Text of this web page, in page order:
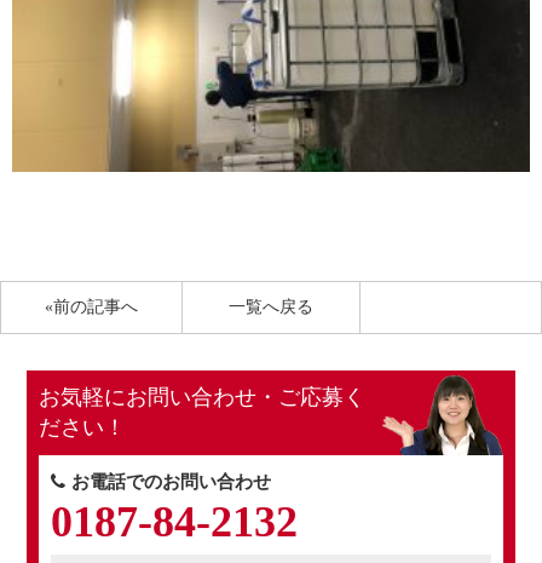
«前の記事へ 一覧へ戻る
お気軽にお問い合わせ・ご応募く
ださい！
お電話でのお問い合わせ
0187-84-2132